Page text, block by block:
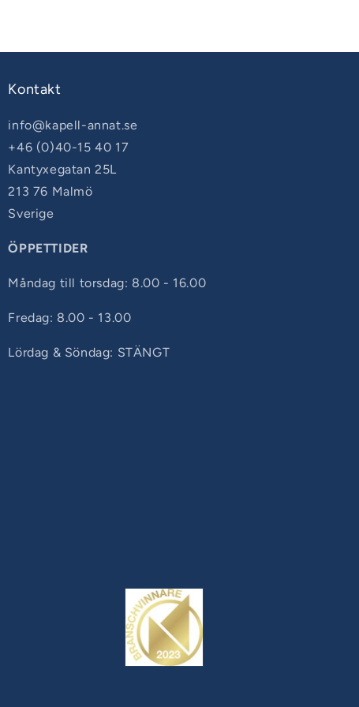
Kontakt
info@kapell-annat.se
+46 (0)40-15 40 17
Kantyxegatan 25L
213 76 Malmö
Sverige
ÖPPETTIDER
Måndag till torsdag: 8.00 - 16.00
Fredag: 8.00 - 13.00
Lördag & Söndag: STÄNGT